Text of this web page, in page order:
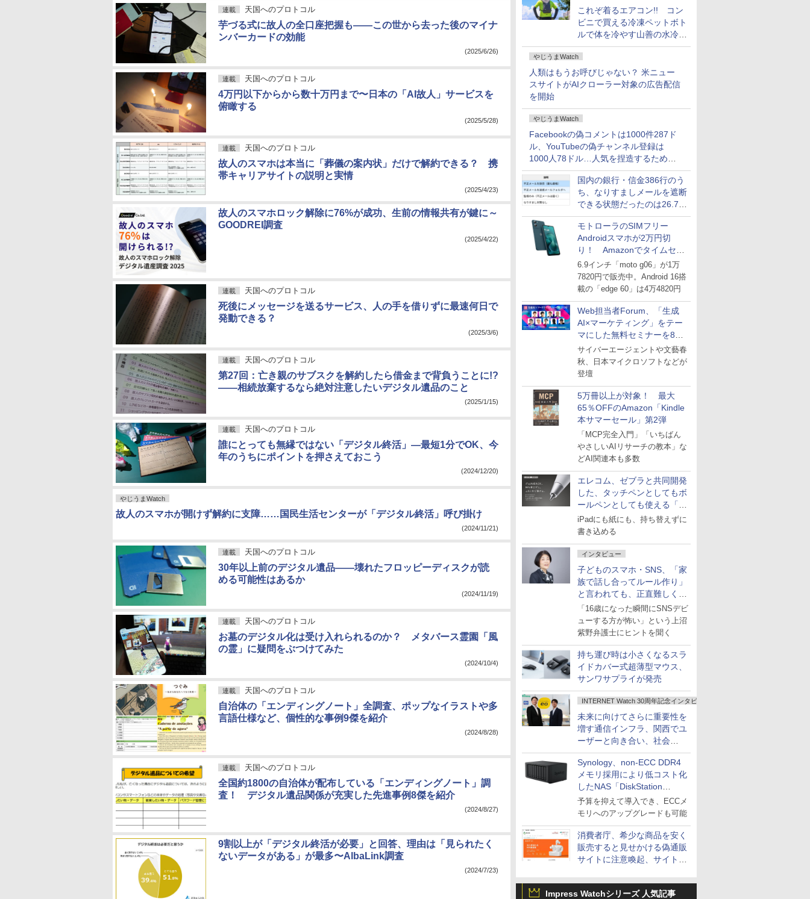
これぞ着るエアコン!! コン
ビニで買える冷凍ペットボト
ルで体を冷やす山善の水冷ベ
ストがロードバイクにちょう
どいい【ぼっち・ざ・ろー
ど！その14】
やじうまWatch
人類はもうお呼びじゃない？ 米ニュー
スサイトがAIクローラー対象の広告配信
を開始
やじうまWatch
Facebookの偽コメントは1000件287ド
ル、YouTubeの偽チャンネル登録は
1000人78ドル…人気を捏造するための
価格リストが公開中
国内の銀行・信金386行のう
ち、なりすましメールを遮断
できる状態だったのは26.7％
にとどまる～GMOブランド
セキュリティ調査
モトローラのSIMフリー
Androidスマホが2万円切
り！ Amazonでタイムセー
ル
6.9インチ「moto g06」が1万
7820円で販売中。Android 16搭
載の「edge 60」は4万4820円
Web担当者Forum、「生成
AI×マーケティング」をテー
マにした無料セミナーを8月
27日にオンライン開催
サイバーエージェントや文藝春
秋、日本マイクロソフトなどが
登壇
5万冊以上が対象！ 最大
65％OFFのAmazon「Kindle
本サマーセール」第2弾
「MCP完全入門」「いちばん
やさしいAIリサーチの教本」な
どAI関連本も多数
エレコム、ゼブラと共同開発
した、タッチペンとしてもボ
ールペンとしても使える「ス
タイラスツーウェイ」発売
iPadにも紙にも、持ち替えずに
書き込める
インタビュー
子どものスマホ・SNS、「家
族で話し合ってルール作り」
と言われても、正直難しくな
いですか？
「16歳になった瞬間にSNSデビ
ューする方が怖い」という上沼
紫野弁護士にヒントを聞く
持ち運び時は小さくなるスラ
イドカバー式超薄型マウス、
サンワサプライが発売
INTERNET Watch 30周年記念インタビュー
未来に向けてさらに重要性を
増す通信インフラ、関西でユ
ーザーと向き合い、社会
の“あたらしい”を起動し続け
る～オプテージ
Synology、non-ECC DDR4
メモリ採用により低コスト化
したNAS「DiskStation
neo+」シリーズ
予算を抑えて導入でき、ECCメ
モリへのアップグレードも可能
消費者庁、希少な商品を安く
販売すると見せかける偽通販
サイトに注意喚起、サイト名
Impress Watchシリーズ 人気記事
連載 天国へのプロトコル
芋づる式に故人の全口座把握も――この世から去った後のマイナ
ンバーカードの効能
(2025/6/26)
連載 天国へのプロトコル
4万円以下からから数十万円まで〜日本の「AI故人」サービスを
俯瞰する
(2025/5/28)
連載 天国へのプロトコル
故人のスマホは本当に「葬儀の案内状」だけで解約できる？ 携
帯キャリアサイトの説明と実情
(2025/4/23)
故人のスマホロック解除に76%が成功、生前の情報共有が鍵に～
GOODREI調査
(2025/4/22)
連載 天国へのプロトコル
死後にメッセージを送るサービス、人の手を借りずに最速何日で
発動できる？
(2025/3/6)
連載 天国へのプロトコル
第27回：亡き親のサブスクを解約したら借金まで背負うことに!?
――相続放棄するなら絶対注意したいデジタル遺品のこと
(2025/1/15)
連載 天国へのプロトコル
誰にとっても無縁ではない「デジタル終活」―最短1分でOK、今
年のうちにポイントを押さえておこう
(2024/12/20)
やじうまWatch
故人のスマホが開けず解約に支障……国民生活センターが「デジタル終活」呼び掛け
(2024/11/21)
連載 天国へのプロトコル
30年以上前のデジタル遺品――壊れたフロッピーディスクが読
める可能性はあるか
(2024/11/19)
連載 天国へのプロトコル
お墓のデジタル化は受け入れられるのか？ メタバース霊園「風
の霊」に疑問をぶつけてみた
(2024/10/4)
連載 天国へのプロトコル
自治体の「エンディングノート」全調査、ポップなイラストや多
言語仕様など、個性的な事例9傑を紹介
(2024/8/28)
連載 天国へのプロトコル
全国約1800の自治体が配布している「エンディングノート」調
査！ デジタル遺品関係が充実した先進事例8傑を紹介
(2024/8/27)
9割以上が「デジタル終活が必要」と回答、理由は「見られたく
ないデータがある」が最多〜AlbaLink調査
(2024/7/23)